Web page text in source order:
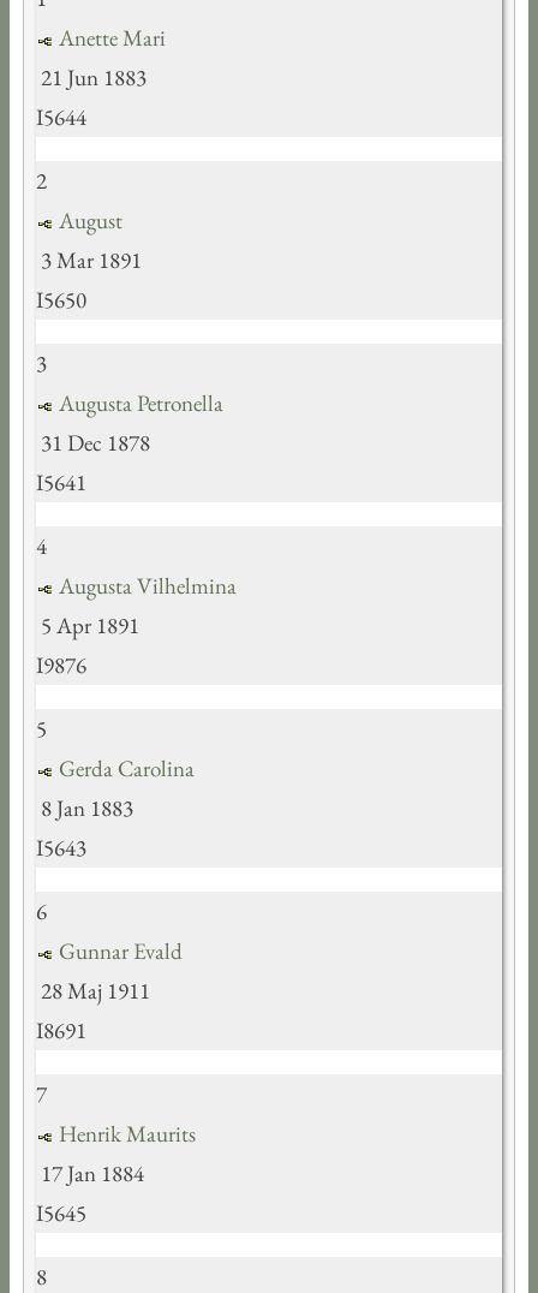
Anette Mari
21 Jun 1883
I5644
2
August
3 Mar 1891
I5650
3
Augusta Petronella
31 Dec 1878
I5641
4
Augusta Vilhelmina
5 Apr 1891
I9876
5
Gerda Carolina
8 Jan 1883
I5643
6
Gunnar Evald
28 Maj 1911
I8691
7
Henrik Maurits
17 Jan 1884
I5645
8